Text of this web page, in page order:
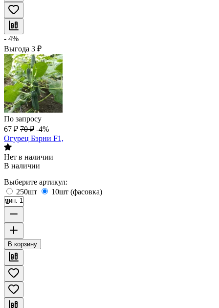
- 4%
Выгода 3 ₽
По запросу
67 ₽ 70 ₽ -4%
Огурец Бэрни F1,
Нет в наличии
В наличии
Выберите артикул:
250шт
10шт (фасовка)
мин. 1
В корзину